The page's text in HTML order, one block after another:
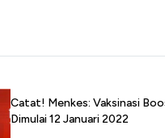
Catat! Menkes: Vaksinasi
Dimulai 12 Januari 2022